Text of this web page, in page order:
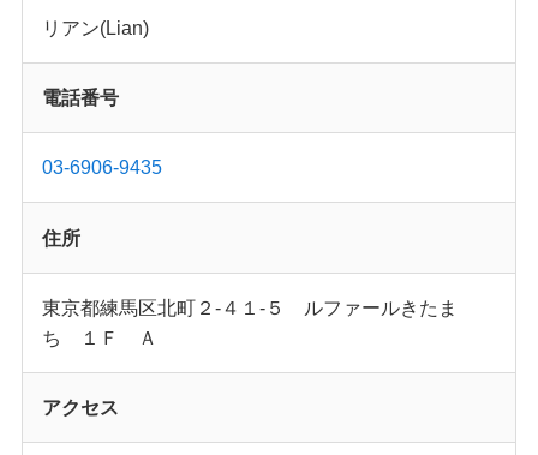
リアン(Lian)
電話番号
03-6906-9435
住所
東京都練馬区北町２-４１-５ ルファールきたま
ち １Ｆ Ａ
アクセス